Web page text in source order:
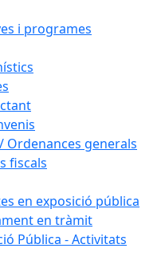
i programes
Ordenances generals
fiscals
en exposició pública
en tràmit
Pública - Activitats